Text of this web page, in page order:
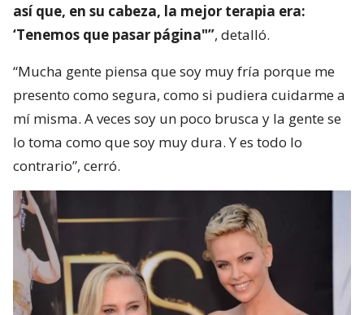
así que, en su cabeza, la mejor terapia era:
‘Tenemos que pasar página"”, detalló.
“Mucha gente piensa que soy muy fría porque me
presento como segura, como si pudiera cuidarme a
mí misma. A veces soy un poco brusca y la gente se
lo toma como que soy muy dura. Y es todo lo
contrario”, cerró.